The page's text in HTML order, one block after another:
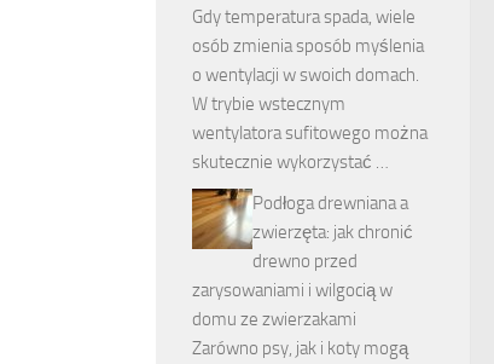
Gdy temperatura spada, wiele
osób zmienia sposób myślenia
o wentylacji w swoich domach.
W trybie wstecznym
wentylatora sufitowego można
skutecznie wykorzystać …
Podłoga drewniana a
zwierzęta: jak chronić
drewno przed
zarysowaniami i wilgocią w
domu ze zwierzakami
Zarówno psy, jak i koty mogą